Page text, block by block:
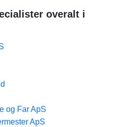
overalt i
og Far ApS
ApS